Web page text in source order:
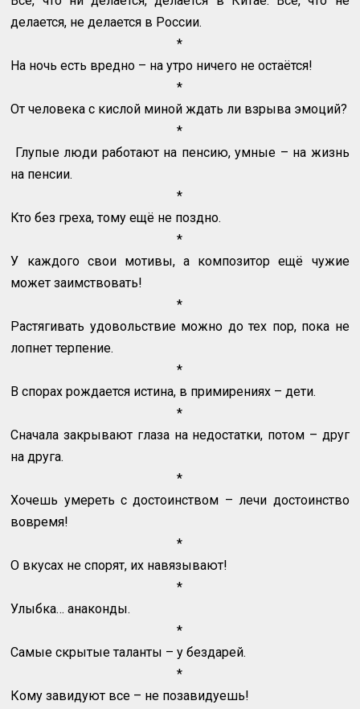
делается, не делается в России.
*
На ночь есть вредно – на утро ничего не остаётся!
*
От человека с кислой миной ждать ли взрыва эмоций?
*
Глупые люди работают на пенсию, умные – на жизнь
на пенсии.
*
Кто без греха, тому ещё не поздно.
*
У каждого свои мотивы, а композитор ещё чужие
может заимствовать!
*
Растягивать удовольствие можно до тех пор, пока не
лопнет терпение.
*
В спорах рождается истина, в примирениях – дети.
*
Сначала закрывают глаза на недостатки, потом – друг
на друга.
*
Хочешь умереть с достоинством – лечи достоинство
вовремя!
*
О вкусах не спорят, их навязывают!
*
Улыбка… анаконды.
*
Самые скрытые таланты – у бездарей.
*
Кому завидуют все – не позавидуешь!